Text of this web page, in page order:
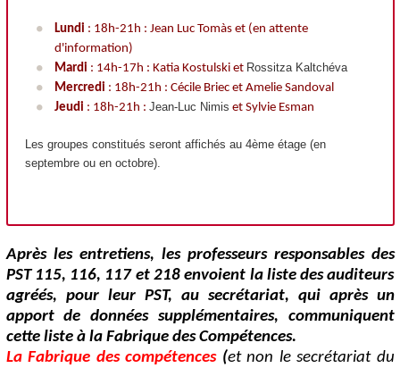
Lundi : 18h-21h : Jean Luc Tomàs et (en attente
d'information)
Mardi : 14h-17h : Katia Kostulski et Rossitza Kaltchéva
Mercredi : 18h-21h : Cécile Briec et Amelie Sandoval
Jeudi : 18h-21h : Jean-Luc Nimis et Sylvie Esman
Les groupes constitués seront affichés au 4ème étage (en
septembre ou en octobre).
Après les entretiens, les professeurs responsables des
PST 115, 116, 117 et 218 envoient la liste des auditeurs
agréés, pour leur PST, au secrétariat, qui après un
apport de données supplémentaires, communiquent
cette liste à la Fabrique des Compétences.
La Fabrique des compétences (et non le secrétariat du